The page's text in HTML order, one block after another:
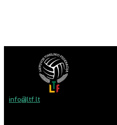
info@ltf.lt